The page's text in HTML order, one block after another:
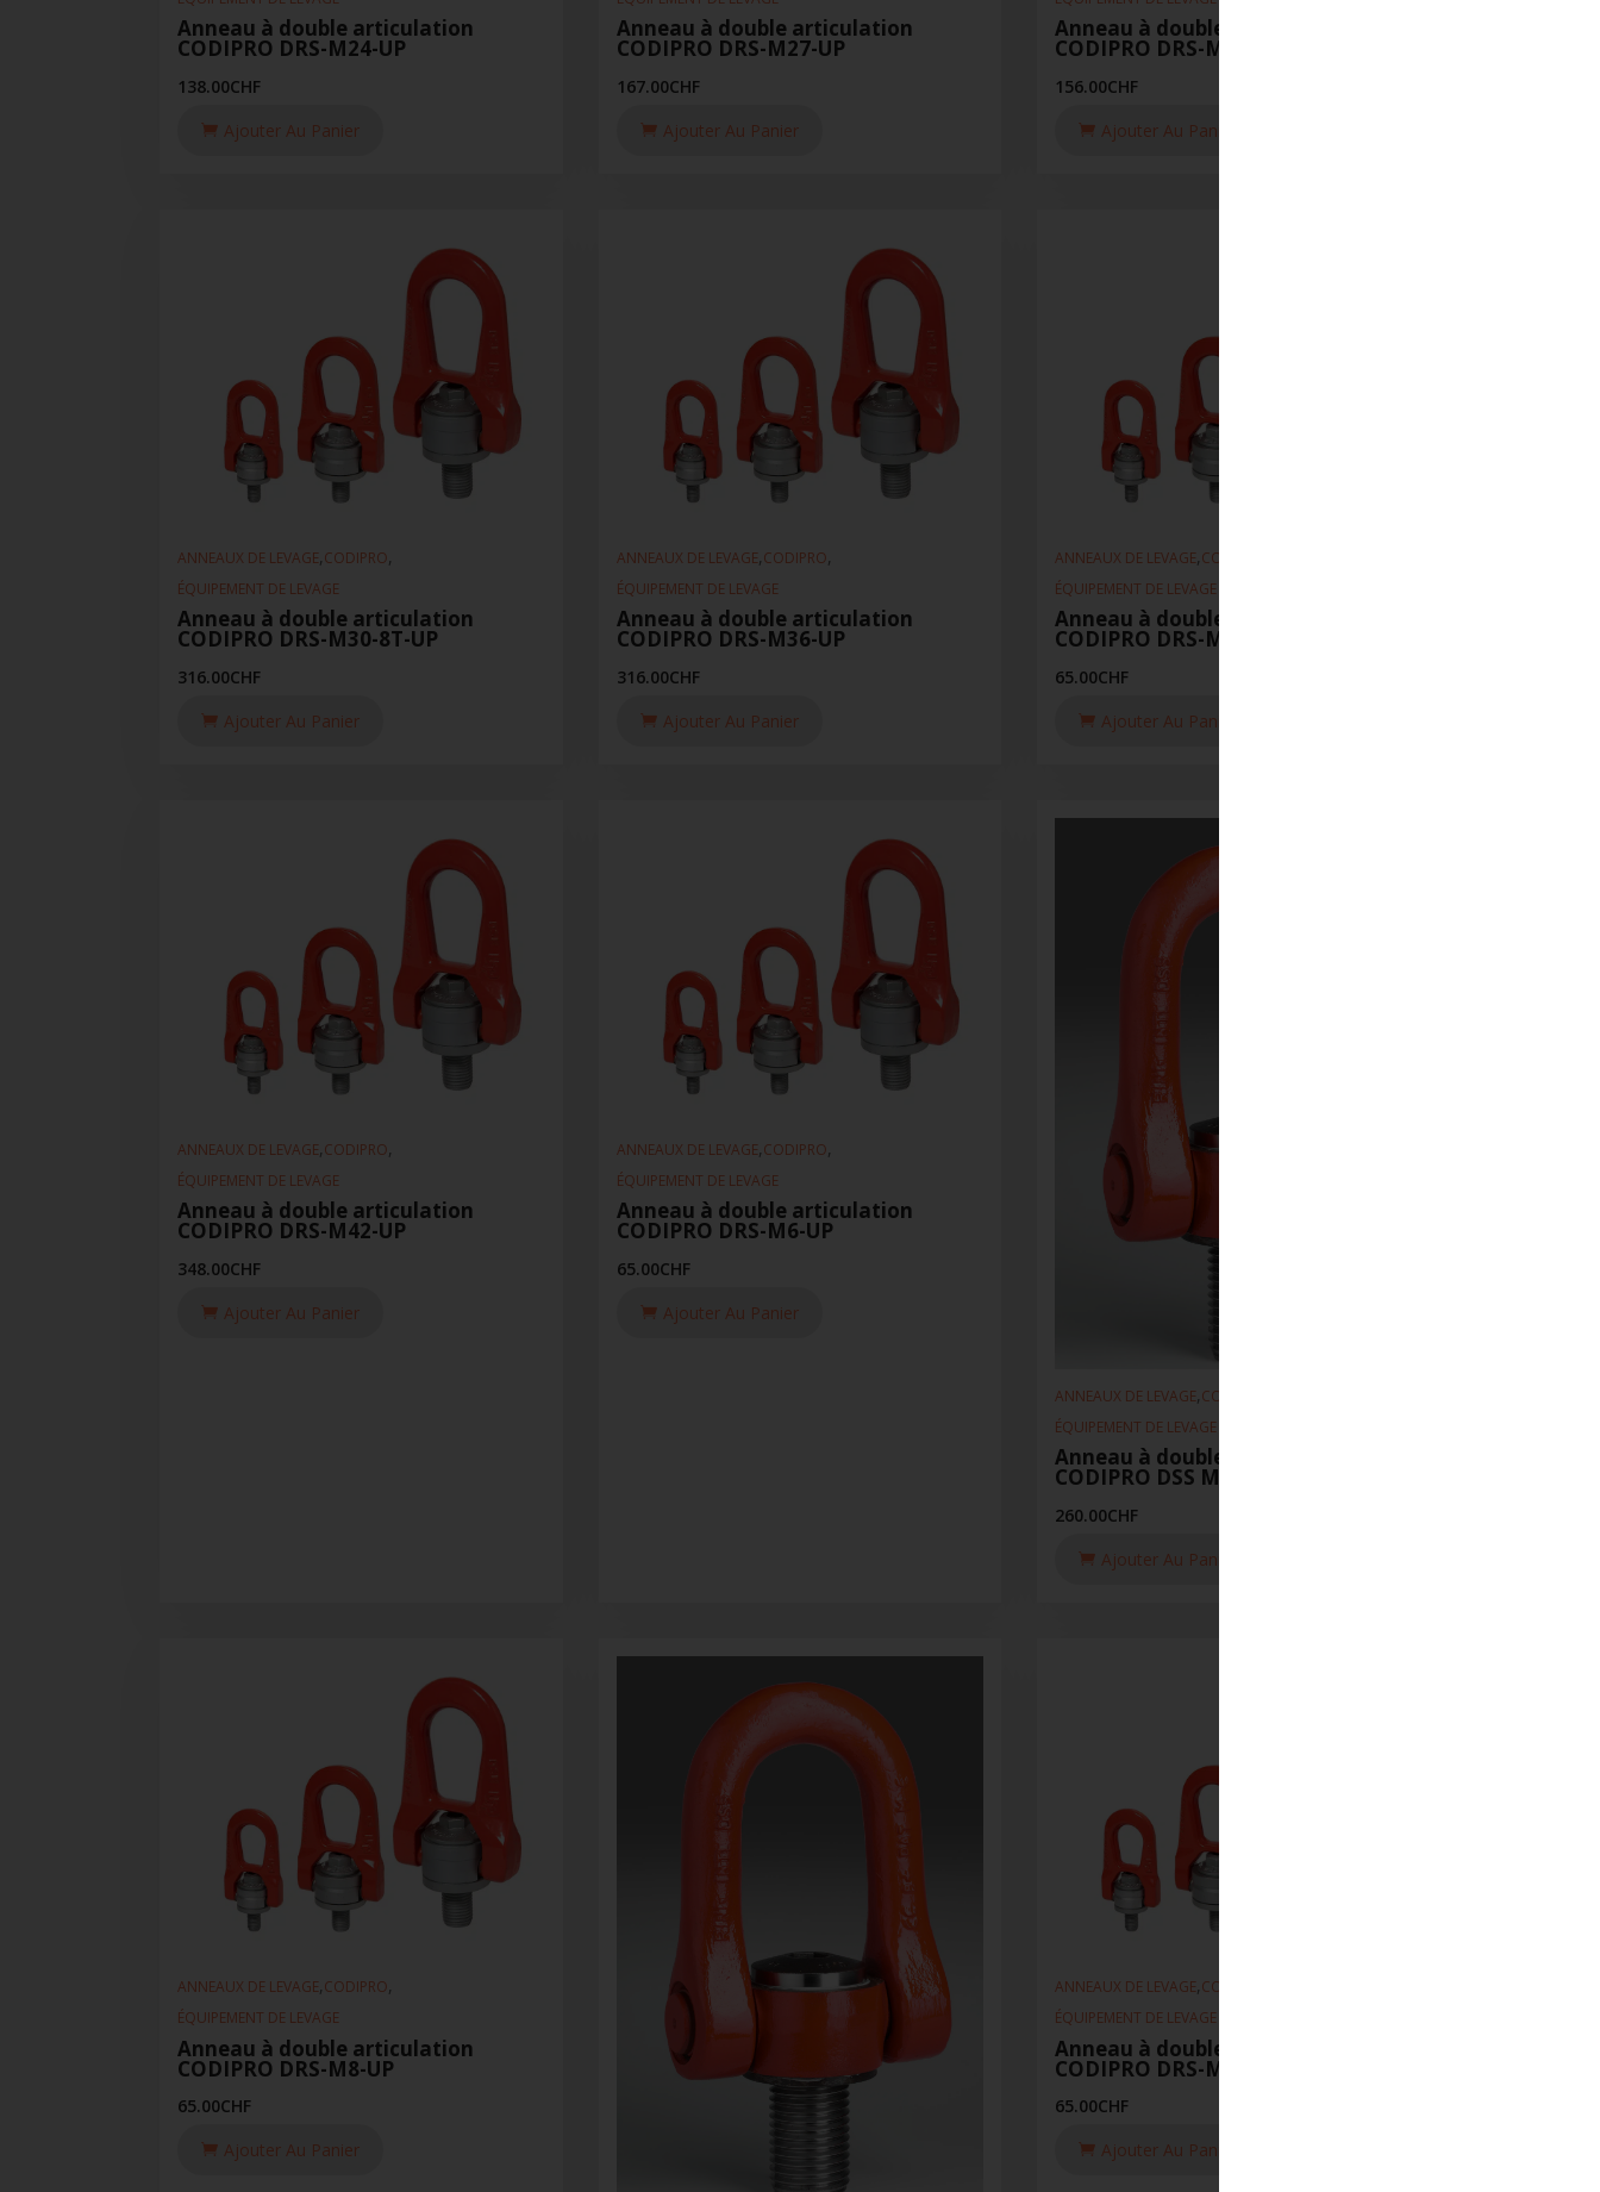
Anneau à double articulation
CODIPRO DRS-M24-UP
138.00CHF
Ajouter Au Panier
Anneau à double articulation
CODIPRO DRS-M27-UP
167.00CHF
Ajouter Au Panier
Anneau à double articulation
CODIPRO DRS-M30-6.3T-UP
156.00CHF
Ajouter Au Panier
ANNEAUX DE LEVAGE,CODIPRO,
ÉQUIPEMENT DE LEVAGE
Anneau à double articulation
CODIPRO DRS-M30-8T-UP
316.00CHF
Ajouter Au Panier
ANNEAUX DE LEVAGE,CODIPRO,
ÉQUIPEMENT DE LEVAGE
Anneau à double articulation
CODIPRO DRS-M36-UP
316.00CHF
Ajouter Au Panier
ANNEAUX DE LEVAGE,CODIPRO
ÉQUIPEMENT DE LEVAGE
Anneau à double articulation
CODIPRO DRS-M5-UP
65.00CHF
Ajouter Au Panier
ANNEAUX DE LEVAGE,CODIPRO,
ÉQUIPEMENT DE LEVAGE
Anneau à double articulation
CODIPRO DRS-M42-UP
348.00CHF
Ajouter Au Panier
ANNEAUX DE LEVAGE,CODIPRO,
ÉQUIPEMENT DE LEVAGE
Anneau à double articulation
CODIPRO DRS-M6-UP
65.00CHF
Ajouter Au Panier
ANNEAUX DE LEVAGE,CODIPRO
ÉQUIPEMENT DE LEVAGE
Anneau à double articulation
CODIPRO DSS M24-UP
260.00CHF
Ajouter Au Panier
ANNEAUX DE LEVAGE,CODIPRO,
ÉQUIPEMENT DE LEVAGE
Anneau à double articulation
CODIPRO DRS-M8-UP
65.00CHF
Ajouter Au Panier
ANNEAUX DE LEVAGE,CODIPRO
ÉQUIPEMENT DE LEVAGE
Anneau à double articulation
CODIPRO DRS-M10-UP
65.00CHF
Ajouter Au Panier